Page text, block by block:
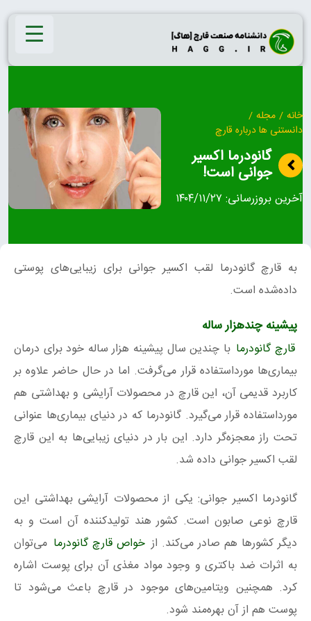
Skip
content
خانه / مجله /
دانستنی ها درباره قارچ
گانودرما اکسیر
جوانی است!
آخرین بروزرسانی: ۱۴۰۴/۱۱/۲۷
به قارچ گانودرما لقب اکسیر جوانی برای زیبایی‌های پوستی
داده‌شده است.
پیشینه چندهزار ساله
قارچ گانودرما با چندین سال پیشینه هزار ساله خود برای درمان
بیماری‌ها مورداستفاده قرار می‌گرفت. اما در حال حاضر علاوه بر
کاربرد قدیمی آن، این قارچ در محصولات آرایشی و بهداشتی هم
مورداستفاده قرار می‌گیرد. گانودرما که در دنیای بیماری‌ها عنوانی
تحت راز معجزه‌گر دارد. این بار در دنیای زیبایی‌ها به این قارچ
لقب اکسیر جوانی داده شد.
گانودرما اکسیر جوانی: یکی از محصولات آرایشی بهداشتی این
قارچ نوعی صابون است. کشور هند تولیدکننده آن است و به
دیگر کشورها هم صادر می‌کند. از خواص قارچ گانودرما می‌توان
به اثرات ضد باکتری و وجود مواد مغذی آن برای پوست اشاره
کرد. همچنین ویتامین‌های موجود در قارچ باعث می‌شود تا
پوست هم از آن بهره‌مند شود.